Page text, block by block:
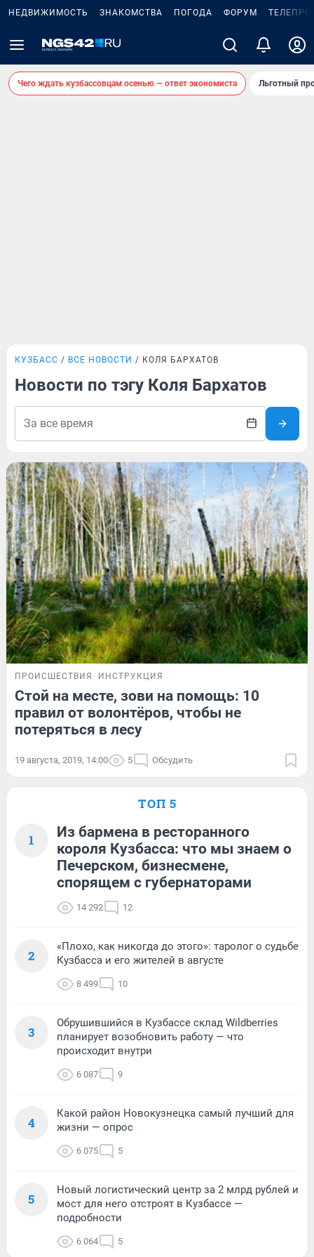
НЕДВИЖИМОСТЬ ЗНАКОМСТВА ПОГОДА ФОРУМ
Чего ждать кузбассовцам осенью — ответ экономиста Льготный
КУЗБАСС ВСЕ НОВОСТИ КОЛЯ БАРХАТОВ
Новости по тэгу Коля Бархатов
ПРОИСШЕСТВИЯ ИНСТРУКЦИЯ
Стой на месте, зови на помощь: 10
правил от волонтёров, чтобы не
потеряться в лесу
19 августа, 2019, 14:00 5 Обсудить
ТОП 5
1
Из бармена в ресторанного
короля Кузбасса: что мы знаем о
Печерском, бизнесмене,
спорящем с губернаторами
14 292 12
2
«Плохо, как никогда до этого»: таролог о судьбе
Кузбасса и его жителей в августе
8 499 10
3
Обрушившийся в Кузбассе склад Wildberries
планирует возобновить работу — что
происходит внутри
6 087 9
4
Какой район Новокузнецка самый лучший для
жизни — опрос
6 075 5
5
Новый логистический центр за 2 млрд рублей и
мост для него отстроят в Кузбассе —
подробности
6 064 5